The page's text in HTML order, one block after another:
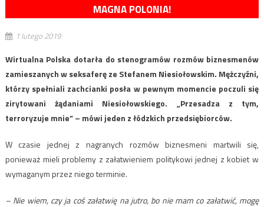
MAGNA POLONIA!
1 lutego 2019
Wirtualna Polska dotarła do stenogramów rozmów biznesmenów
zamieszanych w seksaferę ze Stefanem Niesiołowskim. Mężczyźni,
którzy spełniali zachcianki posła w pewnym momencie poczuli się
zirytowani żądaniami Niesiołowskiego. „Przesadza z tym,
terroryzuje mnie” – mówi jeden z łódzkich przedsiębiorców.
W czasie jednej z nagranych rozmów biznesmeni martwili się,
ponieważ mieli problemy z załatwieniem politykowi jednej z kobiet w
wymaganym przez niego terminie.
– Nie wiem, czy ja coś załatwię na jutro, bo nie mam co załatwić, mogę